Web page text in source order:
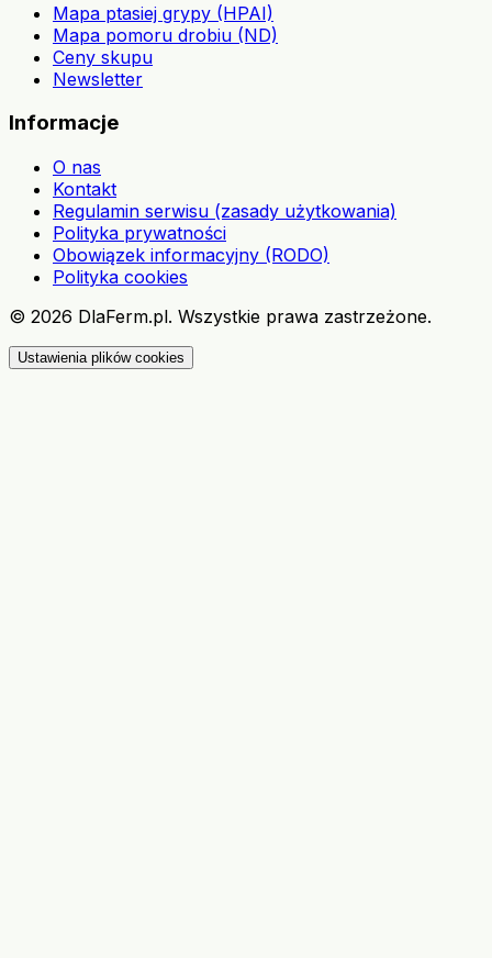
Mapa ptasiej grypy (HPAI)
Mapa pomoru drobiu (ND)
Ceny skupu
Newsletter
Informacje
O nas
Kontakt
Regulamin serwisu (zasady użytkowania)
Polityka prywatności
Obowiązek informacyjny (RODO)
Polityka cookies
© 2026 DlaFerm.pl. Wszystkie prawa zastrzeżone.
Ustawienia plików cookies